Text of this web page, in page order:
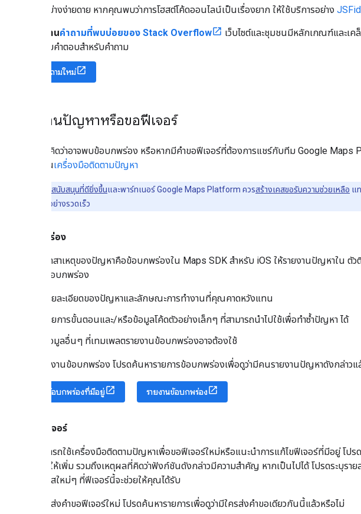
อย่างง่ายดาย หากคุณพบว่าการโฮสต์โค้ดออนไลน์เป็นเรื่องยาก ให้ใช้บริการอย่าง
อ่านคำถามที่พบบ่อยของ Stack Overflow
เว็บไซต์และชุมชนมีหลักเกณฑ์และเ
รับคำตอบสำหรับคำถาม
ถามคำถามใหม่
รายงานปัญหาหรือขอฟีเจอร์
หากคุณคิดว่าอาจพบข้อบกพร่อง หรือหากมีคำขอฟีเจอร์ที่ต้องการแชร์กับทีม Google Maps
ฟีเจอร์ในเครื่องมือติดตามปัญหา
การสนับสนุนที่ดียิ่งขึ้นและพาร์ทเนอร์ Google Maps Platform ควรสร้างเคสขอรับความช่วยเหลือ แ
และ แก้ปัญหาได้อย่างรวดเร็ว
ข้อบกพร่อง
หากคิดว่าสาเหตุของปัญหาคือข้อบกพร่องใน Maps SDK สำหรับ iOS ให้รายงานปัญหาใน ตั
อธิบายข้อบกพร่อง
รายละเอียดของปัญหาและลักษณะการทำงานที่คุณคาดหวังแทน
รายการขั้นตอนและ/หรือข้อมูลโค้ดตัวอย่างเล็กๆ ที่สามารถนำไปใช้เพื่อทำซ้ำปัญหา ได้
ข้อมูลอื่นๆ ที่เทมเพลตรายงานข้อบกพร่องอาจต้องใช้
ก่อนรายงานข้อบกพร่อง โปรดค้นหารายการข้อบกพร่องเพื่อดูว่ามีคนรายงานปัญหาดังกล่าวแ
ค้นหาข้อบกพร่องที่มีอยู่ รายงานข้อบกพร่อง
คำขอฟีเจอร์
คุณสามารถใช้เครื่องมือติดตามปัญหาเพื่อขอฟีเจอร์ใหม่หรือแนะนำการแก้ไขฟีเจอร์ที่มีอยู่ โป
ต้องการให้เพิ่ม รวมถึงเหตุผลที่คิดว่าฟังก์ชันดังกล่าวมีความสำคัญ หากเป็นไปได้ โปรดระบุราย
และโอกาสใหม่ๆ ที่ฟีเจอร์นี้จะช่วยให้คุณได้รับ
ก่อนที่จะส่งคำขอฟีเจอร์ใหม่ โปรดค้นหารายการเพื่อดูว่ามีใครส่งคำขอเดียวกันนี้แล้วหรือไม่